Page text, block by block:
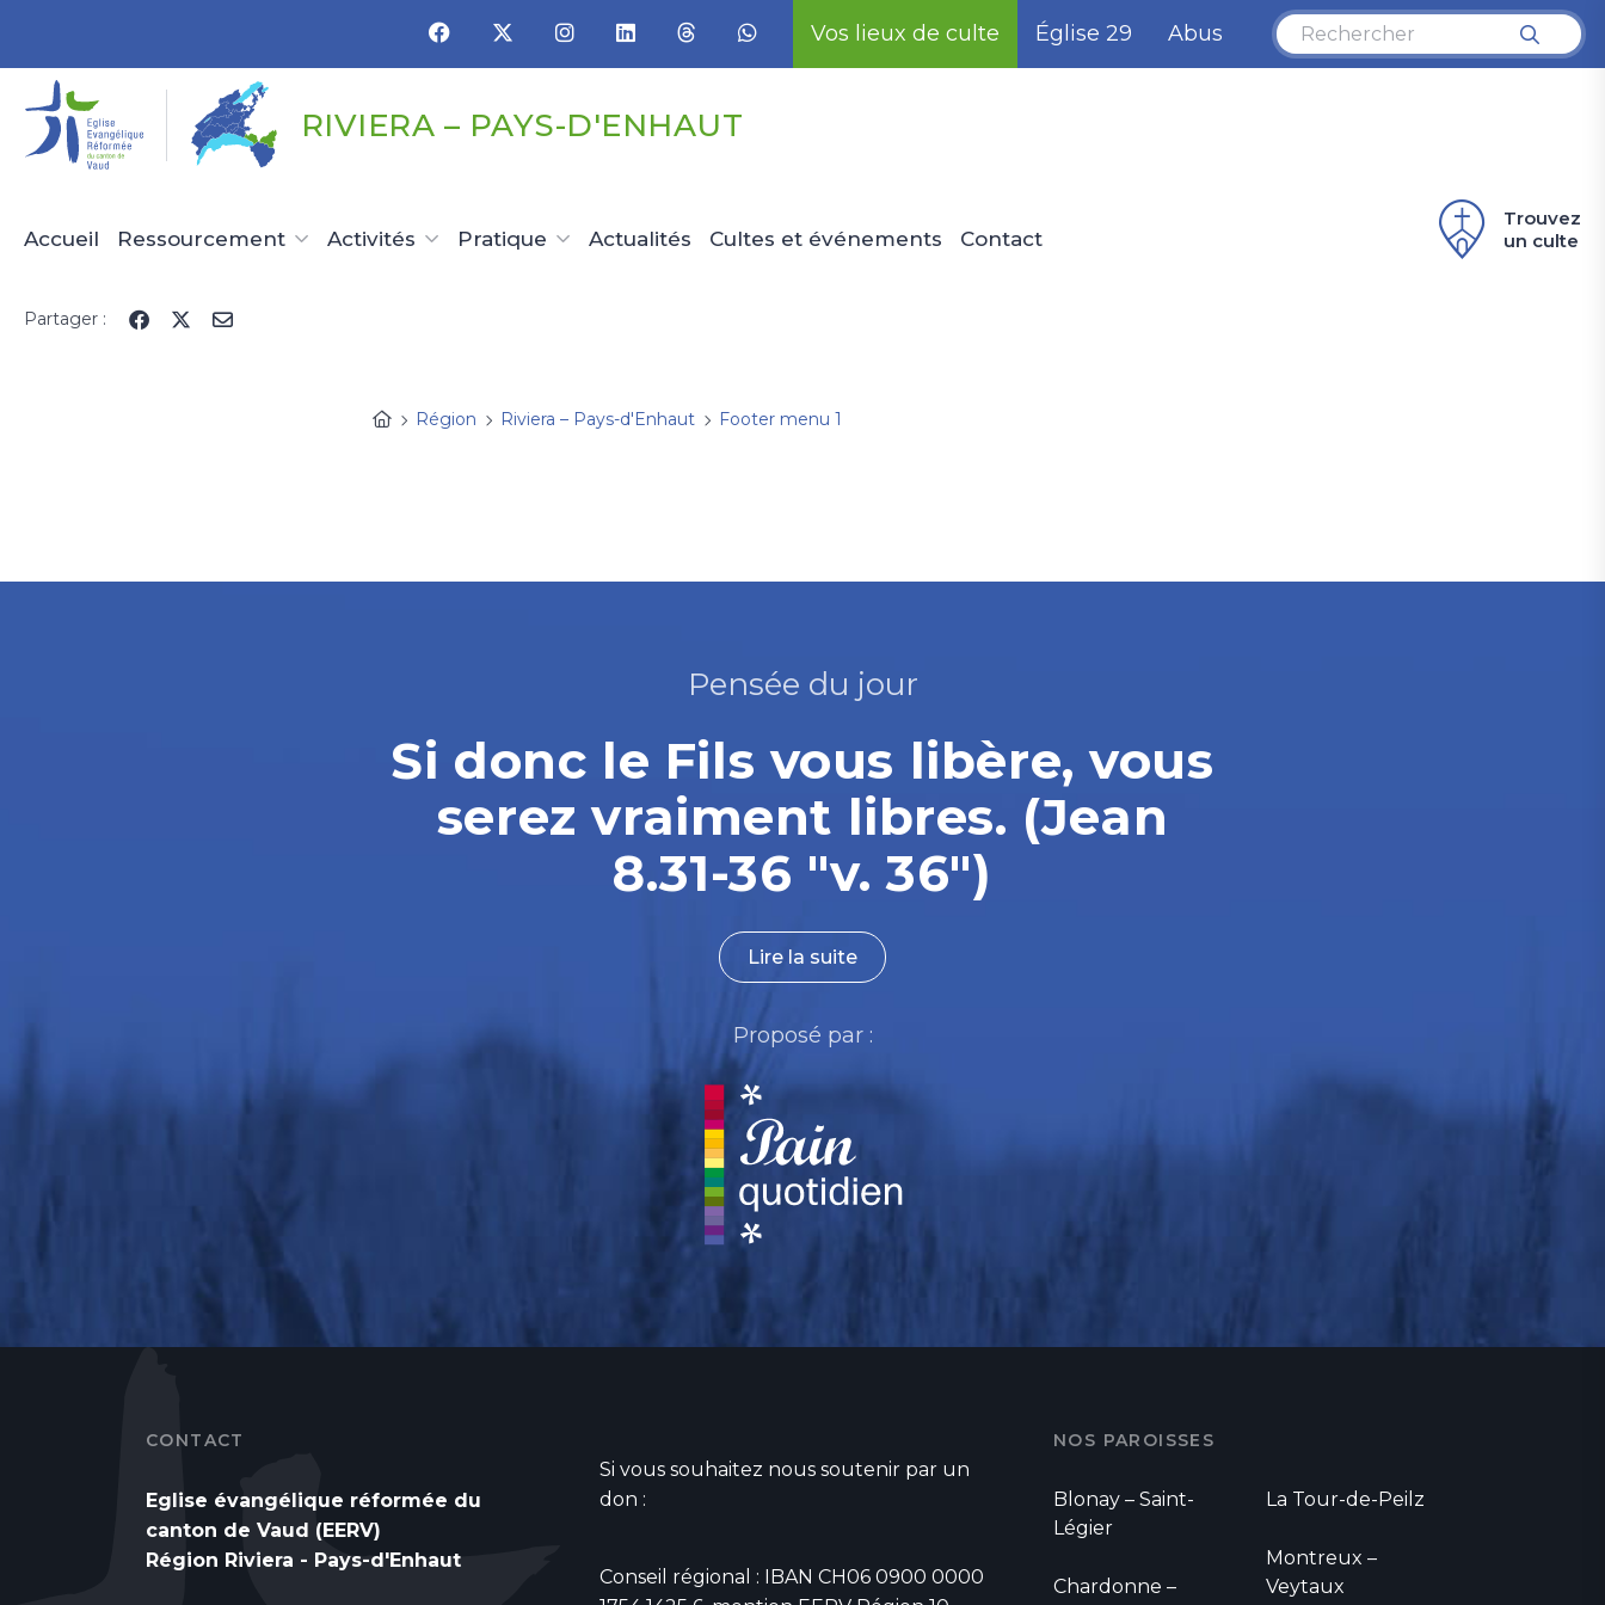
Vos lieux de culte Église 29 Abus
RIVIERA – PAYS-D'ENHAUT
Accueil Ressourcement Activités Pratique Actualités Cultes et événements Contact
Trouvez
un culte
Partager :
Région Riviera – Pays-d'Enhaut Footer menu 1
Pensée du jour
Si donc le Fils vous libère, vous
serez vraiment libres. (Jean
8.31-36 "v. 36")
Lire la suite
Proposé par :
CONTACT
Eglise évangélique réformée du
canton de Vaud (EERV)
Région Riviera - Pays-d'Enhaut
Si vous souhaitez nous soutenir par un
don :
Conseil régional : IBAN CH06 0900 0000
NOS PAROISSES
Blonay – Saint-
Légier
Chardonne –
La Tour-de-Peilz
Montreux –
Veytaux